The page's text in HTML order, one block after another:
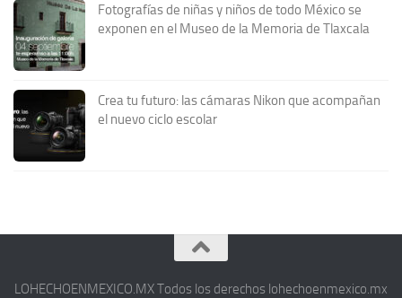
Fotografías de niñas y niños de todo México se
exponen en el Museo de la Memoria de Tlaxcala
Crea tu futuro: las cámaras Nikon que acompañan
el nuevo ciclo escolar
LOHECHOENMEXICO.MX Todos los derechos lohechoenmexico.mx